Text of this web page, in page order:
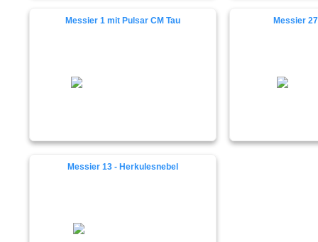
Messier 1 mit Pulsar CM Tau Messier
Messier 13 - Herkulesnebel